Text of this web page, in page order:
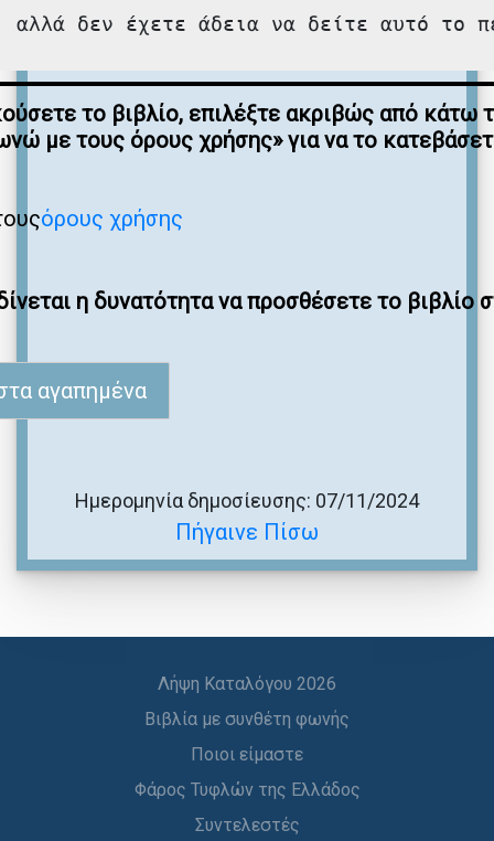
αλλά δεν έχετε άδεια να δείτε αυτό το
το βιβλίο, επιλέξτε ακριβώς από κάτω
με τους όρους χρήσης» για να το
όρους χρήσης
η δυνατότητα να προσθέσετε το βιβλίο
αγαπημένα
Πήγαινε Πίσω
Ημερομηνία δημοσίευσης: 07/11/2024
Λήψη Καταλόγου 2026
Βιβλία με συνθέτη φωνής
Ποιοι είμαστε
Φάρος Τυφλών της Ελλάδος
Συντελεστές